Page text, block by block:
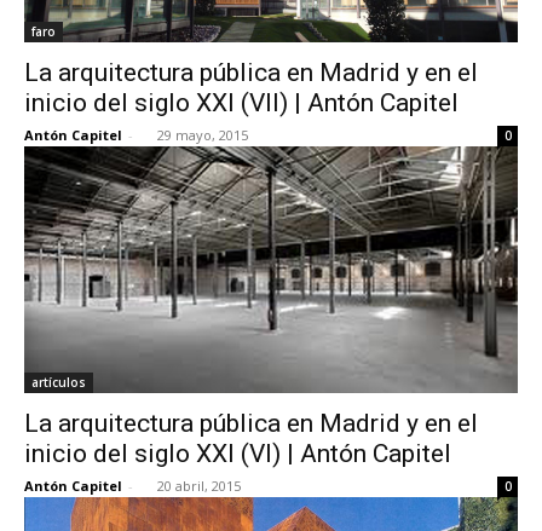
faro
La arquitectura pública en Madrid y en el
inicio del siglo XXI (VII) | Antón Capitel
Antón Capitel - 29 mayo, 2015 0
artículos
La arquitectura pública en Madrid y en el
inicio del siglo XXI (VI) | Antón Capitel
Antón Capitel - 20 abril, 2015 0